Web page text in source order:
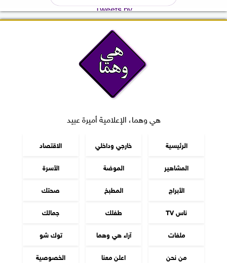
Tweets by
هي وهما، الإعلامية أميرة عبيد
الرئيسية خارجي وداخلي
الاقتصاد
المشاهير
الموضة
الأسرة
الأبراج
المطبخ
صحتك
ناس TV
طفلك
جمالك
ملفات
آراء هي وهما
توك شو
من نحن
اعلن معنا الخصوصية